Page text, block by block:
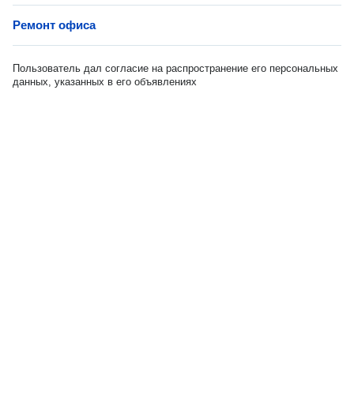
Ремонт офиса
Пользователь дал согласие на распространение его персональных
данных, указанных в его объявлениях